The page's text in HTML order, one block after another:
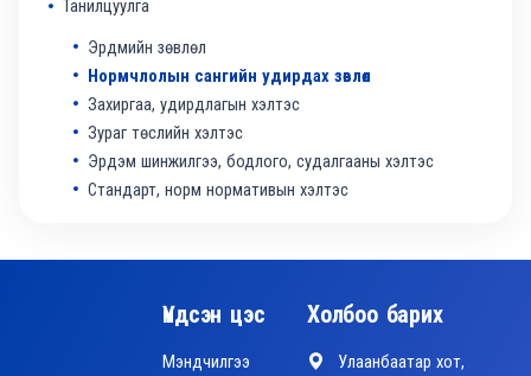
Танилцуулга
Эрдмийн зөвлөл
Нормчлолын сангийн удирдах зөвлөл
Захиргаа, удирдлагын хэлтэс
Зураг төслийн хэлтэс
Эрдэм шинжилгээ, бодлого, судалгааны хэлтэс
Стандарт, норм нормативын хэлтэс
Үндсэн цэс
Мэндчилгээ
Холбоо барих
Улаанбаатар хот,